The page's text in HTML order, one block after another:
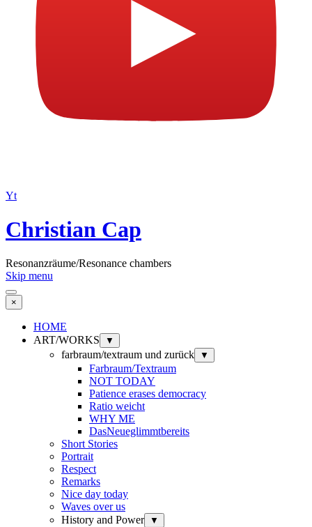
Yt
Christian Cap
Resonanzräume/Resonance chambers
Skip menu
×
HOME
ART/WORKS
▼
farbraum/textraum und zurück ▼
Farbraum/Textraum
NOT TODAY
Patience erases democracy
Ratio weicht
WHY ME
DasNeueglimmtbereits
Short Stories
Portrait
Respect
Remarks
Nice day today
Waves over us
History and Power
▼